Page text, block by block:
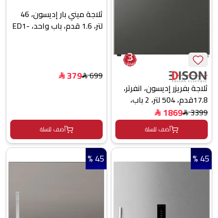
3
سنوات
ضمان
ثلاجة بفريزر إديسون، انفرتر،
17.8قدم، 504 لتر، 2 باب،
EDIR510INV - رمادي غامق
3399
$
1869
$
أضف للسلة
ثلاجة ميني بار إديسون، 46
لتر، 1.6 قدم، باب واحد، ED1-
699
$
379
$
أضف للسلة
45 %
45 %